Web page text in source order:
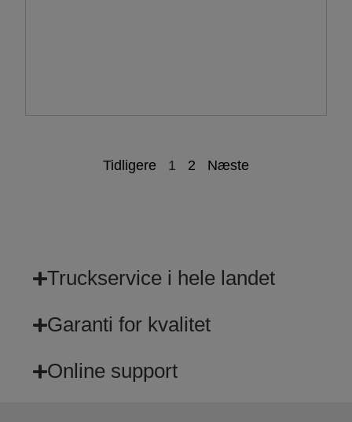
Tidligere 1 2 Næste
Truckservice i hele landet
Garanti for kvalitet
Online support